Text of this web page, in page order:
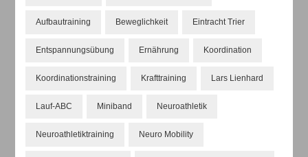
Aufbautraining Beweglichkeit Eintracht Trier
Entspannungsübung Ernährung Koordination
Koordinationstraining Krafttraining Lars Lienhard
Lauf-ABC Miniband Neuroathletik
Neuroathletiktraining Neuro Mobility